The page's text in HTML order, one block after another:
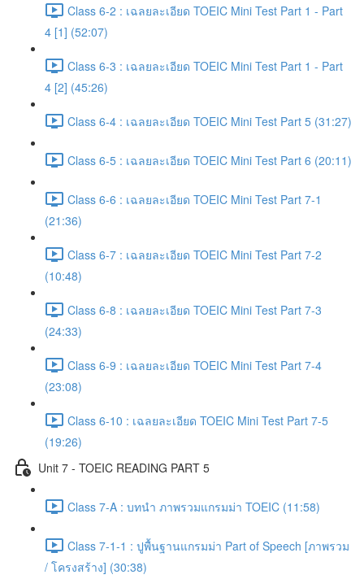
Class 6-2 : เฉลยละเอียด TOEIC Mini Test Part 1 - Part
4 [1] (52:07)
Class 6-3 : เฉลยละเอียด TOEIC Mini Test Part 1 - Part
4 [2] (45:26)
Class 6-4 : เฉลยละเอียด TOEIC Mini Test Part 5 (31:27)
Class 6-5 : เฉลยละเอียด TOEIC Mini Test Part 6 (20:11)
Class 6-6 : เฉลยละเอียด TOEIC Mini Test Part 7-1
(21:36)
Class 6-7 : เฉลยละเอียด TOEIC Mini Test Part 7-2
(10:48)
Class 6-8 : เฉลยละเอียด TOEIC Mini Test Part 7-3
(24:33)
Class 6-9 : เฉลยละเอียด TOEIC Mini Test Part 7-4
(23:08)
Class 6-10 : เฉลยละเอียด TOEIC Mini Test Part 7-5
(19:26)
Unit 7 - TOEIC READING PART 5
Class 7-A : บทนำ ภาพรวมแกรมม่า TOEIC (11:58)
Class 7-1-1 : ปูพื้นฐานแกรมม่า Part of Speech [ภาพรวม
/ โครงสร้าง] (30:38)